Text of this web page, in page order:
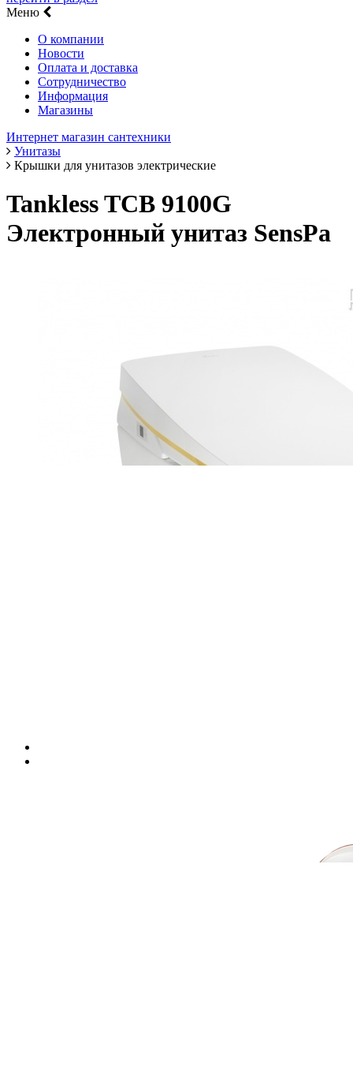
Меню
О компании
Новости
Оплата и доставка
Сотрудничество
Информация
Магазины
Интернет магазин сантехники
Унитазы
Крышки для унитазов электрические
Tankless TCB 9100G
Электронный унитаз SensPa